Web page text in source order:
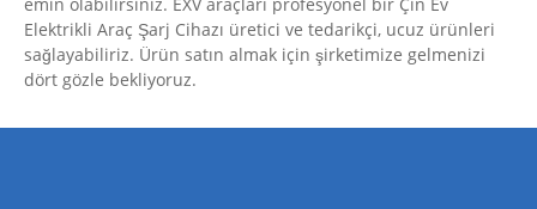
emin olabilirsiniz. EXV araçları profesyonel bir Çin Ev
Elektrikli Araç Şarj Cihazı üretici ve tedarikçi, ucuz ürünleri
sağlayabiliriz. Ürün satın almak için şirketimize gelmenizi
dört gözle bekliyoruz.